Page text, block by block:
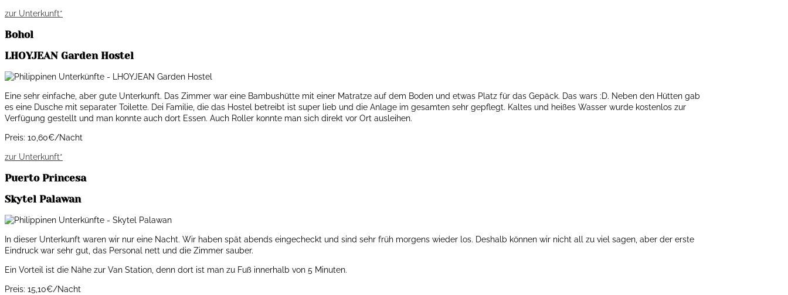
zur Unterkunft*
Bohol
LHOYJEAN Garden Hostel
Eine sehr einfache, aber gute Unterkunft. Das Zimmer war eine Bambushütte mit einer Matratze auf dem Boden und etwas Platz für das Gepäck. Das wars :D. Neben den Hütten gab
es eine Dusche mit separater Toilette. Dei Familie, die das Hostel betreibt ist super lieb und die Anlage im gesamten sehr gepflegt. Kaltes und heißes Wasser wurde kostenlos zur
Verfügung gestellt und man konnte auch dort Essen. Auch Roller konnte man sich direkt vor Ort ausleihen.
Preis: 10,60€/Nacht
zur Unterkunft*
Puerto Princesa
Skytel Palawan
In dieser Unterkunft waren wir nur eine Nacht. Wir haben spät abends eingecheckt und sind sehr früh morgens wieder los. Deshalb können wir nicht all zu viel sagen, aber der erste
Eindruck war sehr gut, das Personal nett und die Zimmer sauber.
Ein Vorteil ist die Nähe zur Van Station, denn dort ist man zu Fuß innerhalb von 5 Minuten.
Preis: 15,10€/Nacht